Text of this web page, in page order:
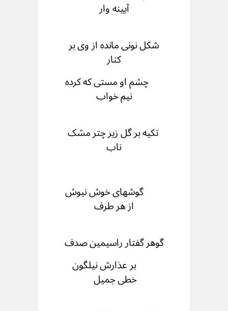
آیینه وار
شکل نونی مانده از وی بر
کنار
چشم او مستی که کرده
نیم خواب
تکیه بر گل زیر چتر مشک
ناب
گوشهای خوش نیوش
از هر طرف
گوهر گفتار راسیمین صدف
بر عذارش نیلگون
خطی جمیل